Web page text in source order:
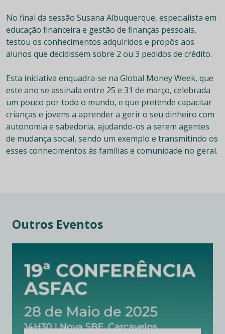
No final da sessão Susana Albuquerque, especialista em
educação financeira e gestão de finanças pessoais,
testou os conhecimentos adquiridos e propôs aos
alunos que decidissem sobre 2 ou 3 pedidos de crédito.
Esta iniciativa enquadra-se na Global Money Week, que
este ano se assinala entre 25 e 31 de março, celebrada
um pouco por todo o mundo, e que pretende capacitar
crianças e jovens a aprender a gerir o seu dinheiro com
autonomia e sabedoria, ajudando-os a serem agentes
de mudança social, sendo um exemplo e transmitindo os
esses conhecimentos às famílias e comunidade no geral.
Outros Eventos